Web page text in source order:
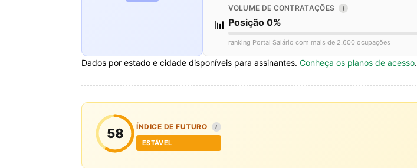
📊
VOLUME DE CONTRATAÇÕES I
Posição 0%
ranking Portal Salário com mais de 2.600 ocupações
Dados por estado e cidade disponíveis para assinantes. Conheça os planos de acesso.
58 ÍNDICE DE FUTURO I
ESTÁVEL